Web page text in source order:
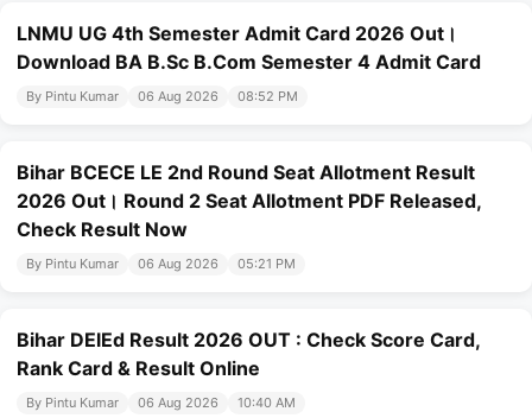
LNMU UG 4th Semester Admit Card 2026 Out।
Download BA B.Sc B.Com Semester 4 Admit Card
By Pintu Kumar 06 Aug 2026 08:52 PM
Bihar BCECE LE 2nd Round Seat Allotment Result
2026 Out। Round 2 Seat Allotment PDF Released,
Check Result Now
By Pintu Kumar 06 Aug 2026 05:21 PM
Bihar DElEd Result 2026 OUT : Check Score Card,
Rank Card & Result Online
By Pintu Kumar 06 Aug 2026 10:40 AM